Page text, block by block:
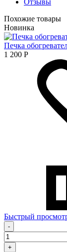
Отзывы
Похожие товары
Новинка
Печка
1 200 Р
Быстрый
-
+